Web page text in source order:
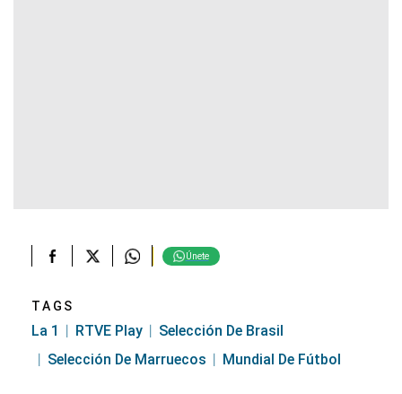
Únete
TAGS
La 1 RTVE Play
Selección De Brasil
Selección De Marruecos
Mundial De Fútbol